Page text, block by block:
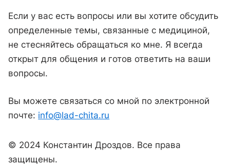
Если у вас есть вопросы или вы хотите обсудить
определенные темы, связанные с медициной,
не стесняйтесь обращаться ко мне. Я всегда
открыт для общения и готов ответить на ваши
вопросы.
Вы можете связаться со мной по электронной
почте: info@lad-chita.ru
© 2024 Константин Дроздов. Все права
защищены.